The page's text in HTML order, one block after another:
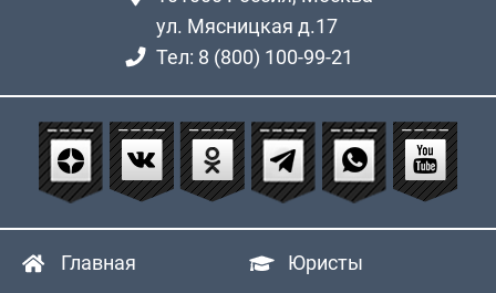
ул. Мясницкая д.17
Тел: 8 (800) 100-99-21
Главная Юристы